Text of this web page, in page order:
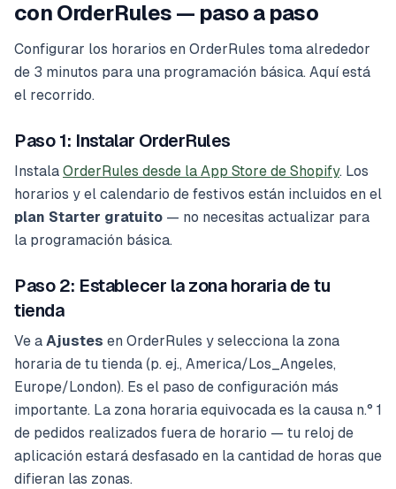
con OrderRules — paso a paso
Configurar los horarios en OrderRules toma alrededor
de 3 minutos para una programación básica. Aquí está
el recorrido.
Paso 1: Instalar OrderRules
Instala OrderRules desde la App Store de Shopify. Los
horarios y el calendario de festivos están incluidos en el
plan Starter gratuito — no necesitas actualizar para
la programación básica.
Paso 2: Establecer la zona horaria de tu
tienda
Ve a Ajustes en OrderRules y selecciona la zona
horaria de tu tienda (p. ej., America/Los_Angeles,
Europe/London). Es el paso de configuración más
importante. La zona horaria equivocada es la causa n.° 1
de pedidos realizados fuera de horario — tu reloj de
aplicación estará desfasado en la cantidad de horas que
difieran las zonas.